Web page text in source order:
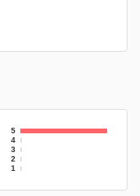
5
4
3
2
1